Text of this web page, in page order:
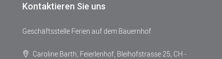
Kontaktieren Sie uns
Geschäftsstelle Ferien auf dem Bauernhof
Caroline Barth, Feierlenhof, Bleihofstrasse 25, CH -